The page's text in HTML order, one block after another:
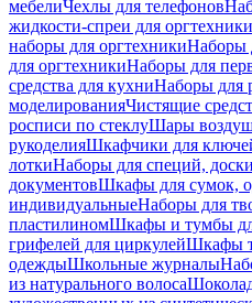
мебелиЧехлы для телефонов
жидкости-спреи для оргтехники
наборы для оргтехникиНаборы
для оргтехникиНаборы для
средства для кухниНаборы для
моделированияЧистящие
росписи по стеклуШары
рукоделияШкафчики для
лоткиНаборы для специй,
документовШкафы для сумок,
индивидуальныеНаборы для
пластилиномШкафы и тумбы
грифелей для циркулейШкафы
одеждыШкольные журналы
из натурального волоса